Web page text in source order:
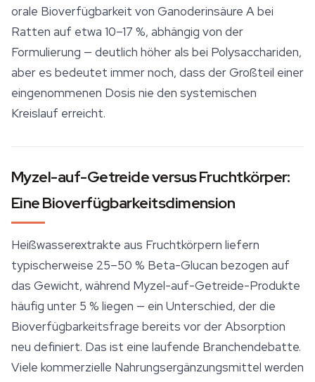
orale Bioverfügbarkeit von Ganoderinsäure A bei
Ratten auf etwa 10–17 %, abhängig von der
Formulierung — deutlich höher als bei Polysacchariden,
aber es bedeutet immer noch, dass der Großteil einer
eingenommenen Dosis nie den systemischen
Kreislauf erreicht.
Myzel-auf-Getreide versus Fruchtkörper:
Eine Bioverfügbarkeitsdimension
Heißwasserextrakte aus Fruchtkörpern liefern
typischerweise 25–50 % Beta-Glucan bezogen auf
das Gewicht, während Myzel-auf-Getreide-Produkte
häufig unter 5 % liegen — ein Unterschied, der die
Bioverfügbarkeitsfrage bereits vor der Absorption
neu definiert. Das ist eine laufende Branchendebatte.
Viele kommerzielle Nahrungsergänzungsmittel werden